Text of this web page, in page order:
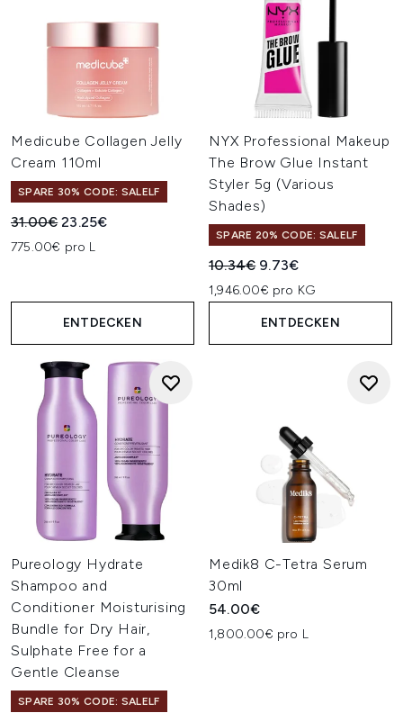
Medicube Collagen Jelly
Cream 110ml
SPARE 30% CODE: SALELF
Unverbindliche Preisempfehlung:
31.00€Aktueller Preis:
23.25€
775.00€ pro L
ENTDECKEN
NYX Professional Makeup
The Brow Glue Instant
Styler 5g (Various
Shades)
SPARE 20% CODE: SALELF
Unverbindliche
10.34€ Aktueller Preis:
9.73€
1,946.00€ pro KG
ENTDECKEN
Pureology Hydrate
Shampoo and
Conditioner Moisturising
Bundle for Dry Hair,
Sulphate Free for a
Gentle Cleanse
SPARE 30% CODE: SALELF
Medik8 C-Tetra Serum
30ml
54.00€
1,800.00€ pro L